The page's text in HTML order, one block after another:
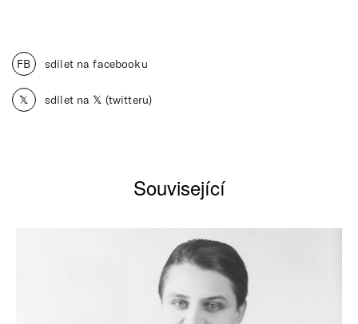
FB sdílet na facebooku
𝕏 sdílet na 𝕏 (twitteru)
Související